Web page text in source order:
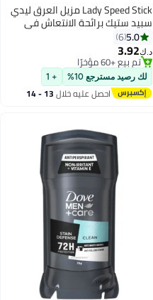
Lady Speed Stick مزيل العرق ليدي
سبيد ستيك برائحة الانتعاش في
الحمام - عبوة من 2
5.0
6
د.ك‏3.92
تم بيع +60 مؤخرًا
تم بيع +60 مؤخرًا
لك رصيد مسترجع 10% + 1
احصل عليه خلال 13 - 14